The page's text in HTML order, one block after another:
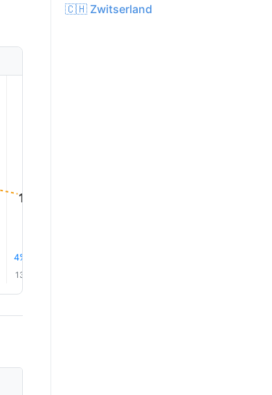
18.0°
4% Regen
13.0 km/h
🇨🇭 Zwitserland